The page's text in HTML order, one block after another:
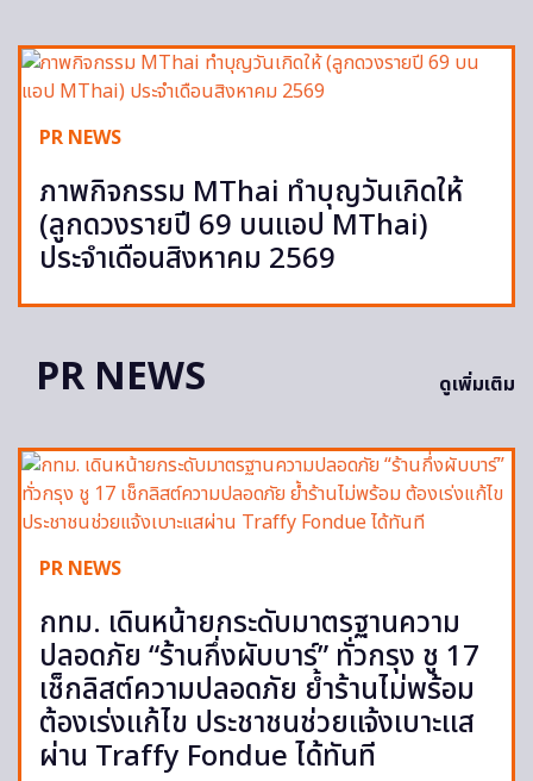
PR NEWS
ภาพกิจกรรม MThai ทำบุญวันเกิดให้
(ลูกดวงรายปี 69 บนแอป MThai)
ประจำเดือนสิงหาคม 2569
PR NEWS ดูเพิ่มเติม
PR NEWS
กทม. เดินหน้ายกระดับมาตรฐานความ
ปลอดภัย “ร้านกึ่งผับบาร์” ทั่วกรุง ชู 17
เช็กลิสต์ความปลอดภัย ย้ำร้านไม่พร้อม
ต้องเร่งแก้ไข ประชาชนช่วยแจ้งเบาะแส
ผ่าน Traffy Fondue ได้ทันที